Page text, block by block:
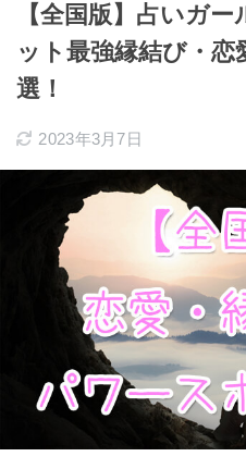
【全国版】占いガ
ット最強縁結び・
選！
2023年3月7日